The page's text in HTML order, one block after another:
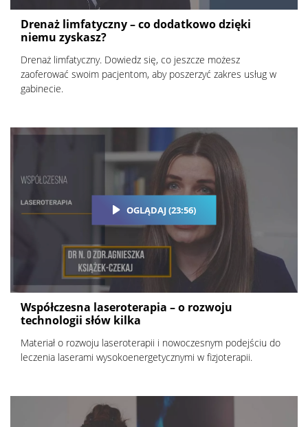
Drenaż limfatyczny – co dodatkowo dzięki
niemu zyskasz?
Drenaż limfatyczny. Dowiedz się, co jeszcze możesz
zaoferować swoim pacjentom, aby poszerzyć zakres usług w
gabinecie.
OGLĄDAJ (23:56)
Współczesna laseroterapia – o rozwoju
technologii słów kilka
Materiał o rozwoju laseroterapii i nowoczesnym podejściu do
leczenia laserami wysokoenergetycznymi w fizjoterapii.